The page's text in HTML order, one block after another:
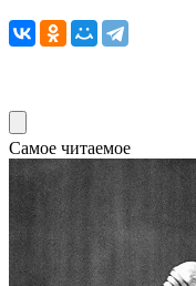
Самое читаемое